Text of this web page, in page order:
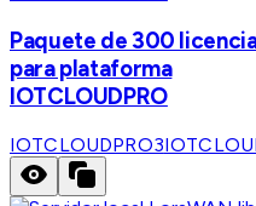
Paquete de 300
para plataforma
IOTCLOUDPRO
IOTCLOUDPRO3